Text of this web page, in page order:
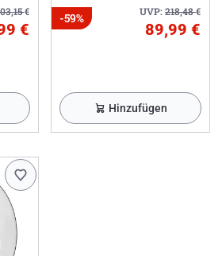
€
€
UVP:218,48€
-59%
89,99 €
Hinzufügen